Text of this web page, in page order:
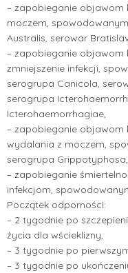
– zapobieganie objawom
moczem,
Australis, serowar
– zapobieganie objawom
zmniejszenie infekcji,
serogrupa Canicola,
serogrupa
Icterohaemorrhagiae,
– zapobieganie objawom
wydalania z moczem,
serogrupa
– zapobieganie
infekcjom,
Początek odporności:
– 2 tygodnie po
życia dla wścieklizny,
– 3 tygodnie po
– 3 tygodnie po